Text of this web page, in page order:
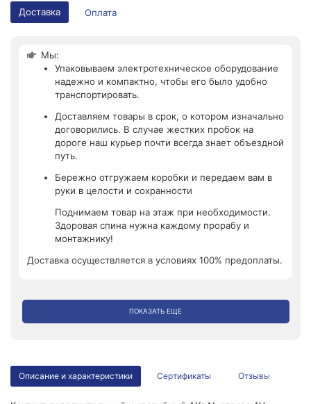
Доставка Оплата
Мы:
Упаковываем электротехническое оборудование
надежно и компактно, чтобы его было удобно
транспортировать.
Доставляем товары в срок, о котором изначально
договорились. В случае жестких пробок на
дороге наш курьер почти всегда знает объездной
путь.
Бережно отгружаем коробки и передаем вам в
руки в целости и сохранности
Поднимаем товар на этаж при необходимости.
Здоровая спина нужна каждому прорабу и
монтажнику!
Доставка осуществляется в условиях 100% предоплаты.
ПОКАЗАТЬ ЕЩЕ
Описание и характеристики Сертификаты Отзывы